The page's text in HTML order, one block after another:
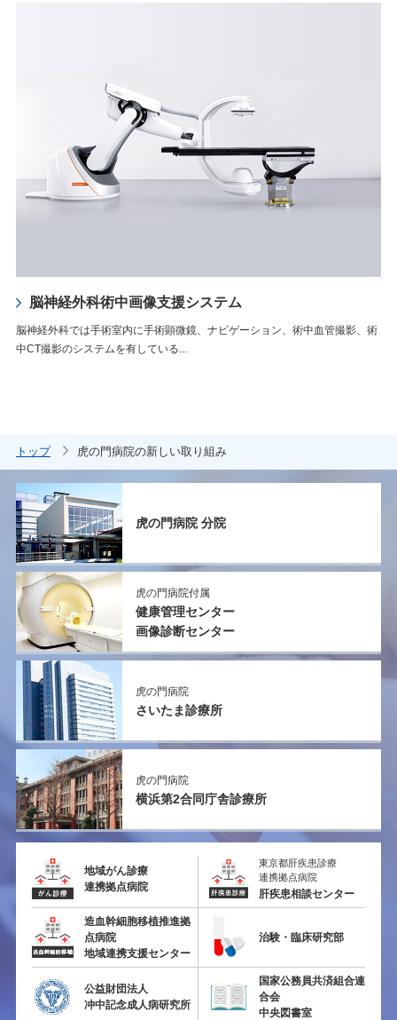
脳神経外科術中画像支援システム
脳神経外科では手術室内に手術顕微鏡、ナビゲーション、術中血管撮影、術
中CT撮影のシステムを有している...
トップ 虎の門病院の新しい取り組み
虎の門病院 分院
虎の門病院付属
健康管理センター
画像診断センター
虎の門病院
さいたま診療所
虎の門病院
横浜第2合同庁舎診療所
地域がん診療
連携拠点病院
東京都肝疾患診療
連携拠点病院
肝疾患相談センター
造血幹細胞移植推進拠
点病院
地域連携支援センター
治験・臨床研究部
公益財団法人
冲中記念成人病研究所
国家公務員共済組合連
合会
中央図書室